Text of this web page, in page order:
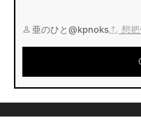
亜のひと@kpnoks 想